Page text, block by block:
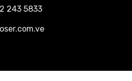
243 5833